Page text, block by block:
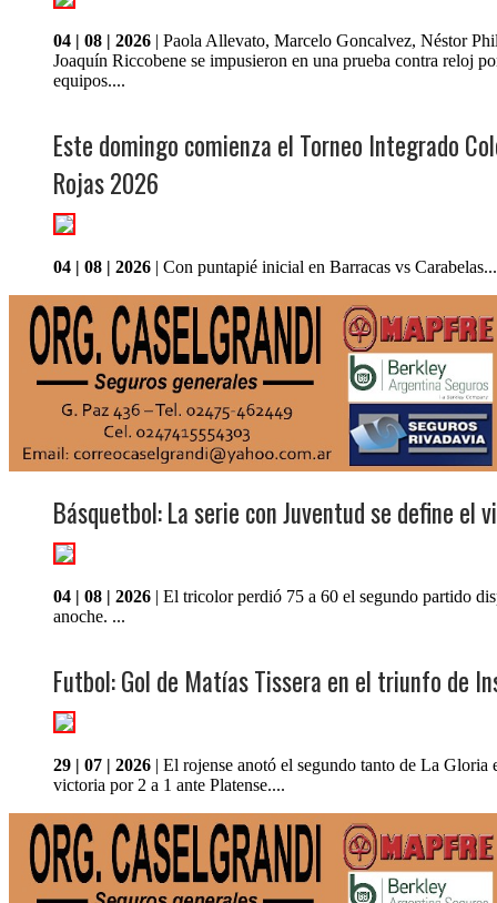
04 | 08 | 2026 | Paola Allevato, Marcelo Goncalvez, Néstor
Joaquín Riccobene se impusieron en una prueba contra reloj
equipos....
Este domingo comienza el Torneo Integrado
Rojas 2026
04 | 08 | 2026 | Con puntapié inicial en Barracas vs Carabelas...
Básquetbol: La serie con Juventud se define el
04 | 08 | 2026 | El tricolor perdió 75 a 60 el segundo partido
anoche. ...
Futbol: Gol de Matías Tissera en el triunfo de
29 | 07 | 2026 | El rojense anotó el segundo tanto de La Gloria
victoria por 2 a 1 ante Platense....